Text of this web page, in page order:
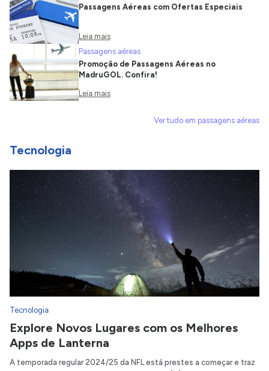
Passagens Aéreas com Ofertas Especiais
Leia mais
Passagens aéreas
Promoção de Passagens Aéreas no
MadruGOL. Confira!
Leia mais
Ver tudo em passagens aéreas
Tecnologia
Tecnologia
Explore Novos Lugares com os Melhores
Apps de Lanterna
A temporada regular 2024/25 da NFL está prestes a começar e traz